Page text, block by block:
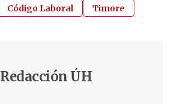
Código Laboral Timore
Redacción ÚH